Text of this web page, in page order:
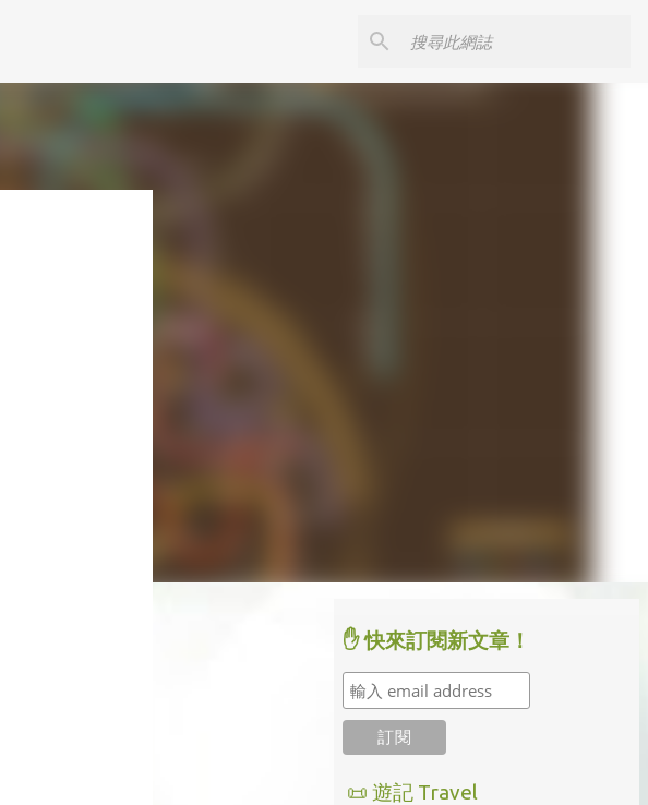
✋ 快來訂閱新文章！
📜 遊記 Travel